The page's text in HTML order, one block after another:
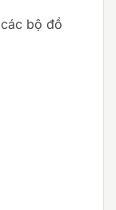
bộ đồ